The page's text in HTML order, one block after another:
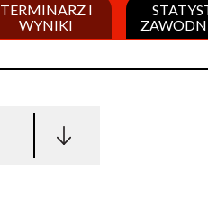
TERMINARZ I
WYNIKI